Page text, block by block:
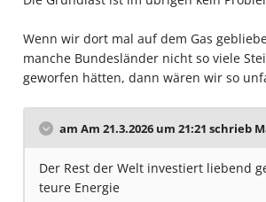
Wenn wir dort mal auf dem Gas
manche Bundesländer nicht so viele
geworfen hätten, dann wären wir so
am Am 21.3.2026 um 21:21 schrieb
Der Rest der Welt investiert liebend
teure Energie